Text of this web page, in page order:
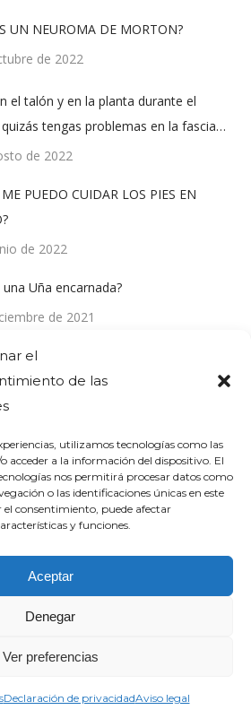
el
de las
utilizamos tecnologías como las
acceder a la información del dispositivo. El
nos permitirá procesar datos como
o las identificaciones únicas en este
consentimiento, puede afectar
y funciones.
Aceptar
Denegar
Ver preferencias
Declaración de privacidadAviso legal
UN NEUROMA DE MORTON?
de 2022
el talón y en la planta durante el
tengas problemas en la fascia…
de 2022
PUEDO CUIDAR LOS PIES EN
de 2022
una Uña encarnada?
de 2021
Footer